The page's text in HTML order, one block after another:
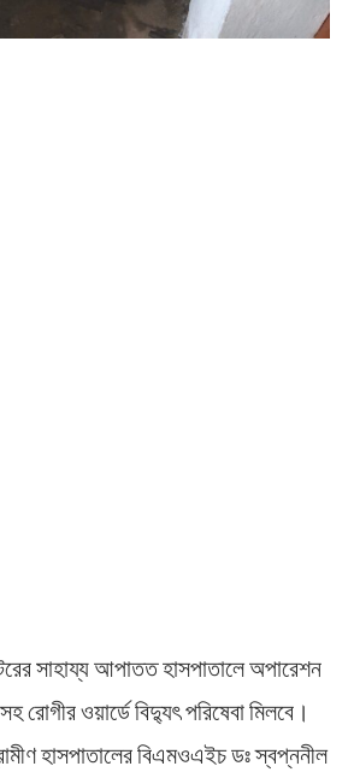
সাহায্য আপাতত হাসপাতালে অপারেশন
রোগীর ওয়ার্ডে বিদ্যুৎ পরিষেবা মিলবে।
হাসপাতালের বিএমওএইচ ডঃ স্বপ্ননীল